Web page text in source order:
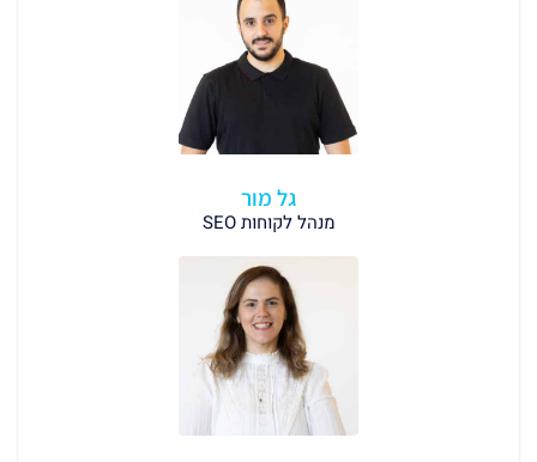
גל מור
מנהל לקוחות SEO